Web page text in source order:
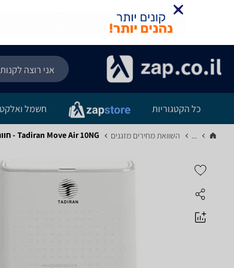
כל הקטגוריות חשמל
... השוואת מחירים מזגנים‏ Tadiran Move Air 10NG - חוות דעת מוצר